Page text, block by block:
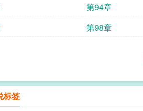
第94章
第98章
标签